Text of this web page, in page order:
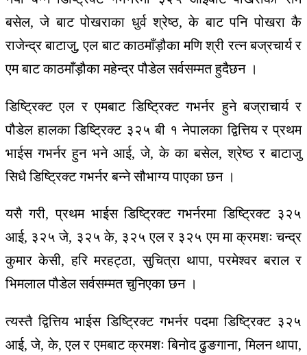
बसेल,जे बाट पोखराका धुर्व श्रेष्ठ,के बाट पनि पोखरा कै
राजेन्द्र बाटाजु,एलबाट काठमाँड़ौका मणि श्री रत्न बज्रचार्यर
एम बाट काठमाँड़ौका महेन्द्र पौडेल सर्वसम्मत हुदैछन ।
डिष्ट्रिक्टएल र एमबाट डिष्ट्रिक्ट गभर्नर हुने बज्राचार्य र
पौडेल हालका डिष्ट्रिक्ट ३२५ बी १ नेपालका द्वित्तियरप्रथम
भाईस गभर्नर हुन भने आई,जे,के का बसेल,श्रेष्ठ र बाटाजु
सिधै डिष्ट्रिक्ट गभर्नर बन्ने सौभाग्य पाएका छन ।
यसै गरी, प्रथम भाईस डिष्ट्रिक्ट गभर्नरमा डिष्ट्रिक्ट ३२५
आई, ३२५ जे, ३२५ के, ३२५ एल र ३२५ एम माक्रमशः चन्द्र
कुमार केसी,हरिमरहट्ठा, सुचित्रा थापा,परमेश्वर बराल र
भिमलाल पौडेल सर्वसम्मत चुनिएका छन।
त्यस्तै द्वित्तियभाईस डिष्ट्रिक्ट गभर्नर पदमा डिष्ट्रिक्ट ३२५
आई,जे,के,एल र एमबाट क्रमशःबिनोद ढुङगाना,मिलन थापा,